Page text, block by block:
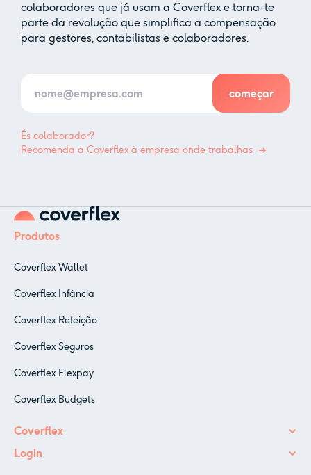
colaboradores que já usam a Coverflex e torna-te
parte da revolução que simplifica a compensação
para gestores, contabilistas e colaboradores.
És colaborador?
Recomenda a Coverflex à empresa onde trabalhas
Produtos
Coverflex Wallet
Coverflex Infância
Coverflex Refeição
Coverflex Seguros
Coverflex Flexpay
Coverflex Budgets
Coverflex
Login